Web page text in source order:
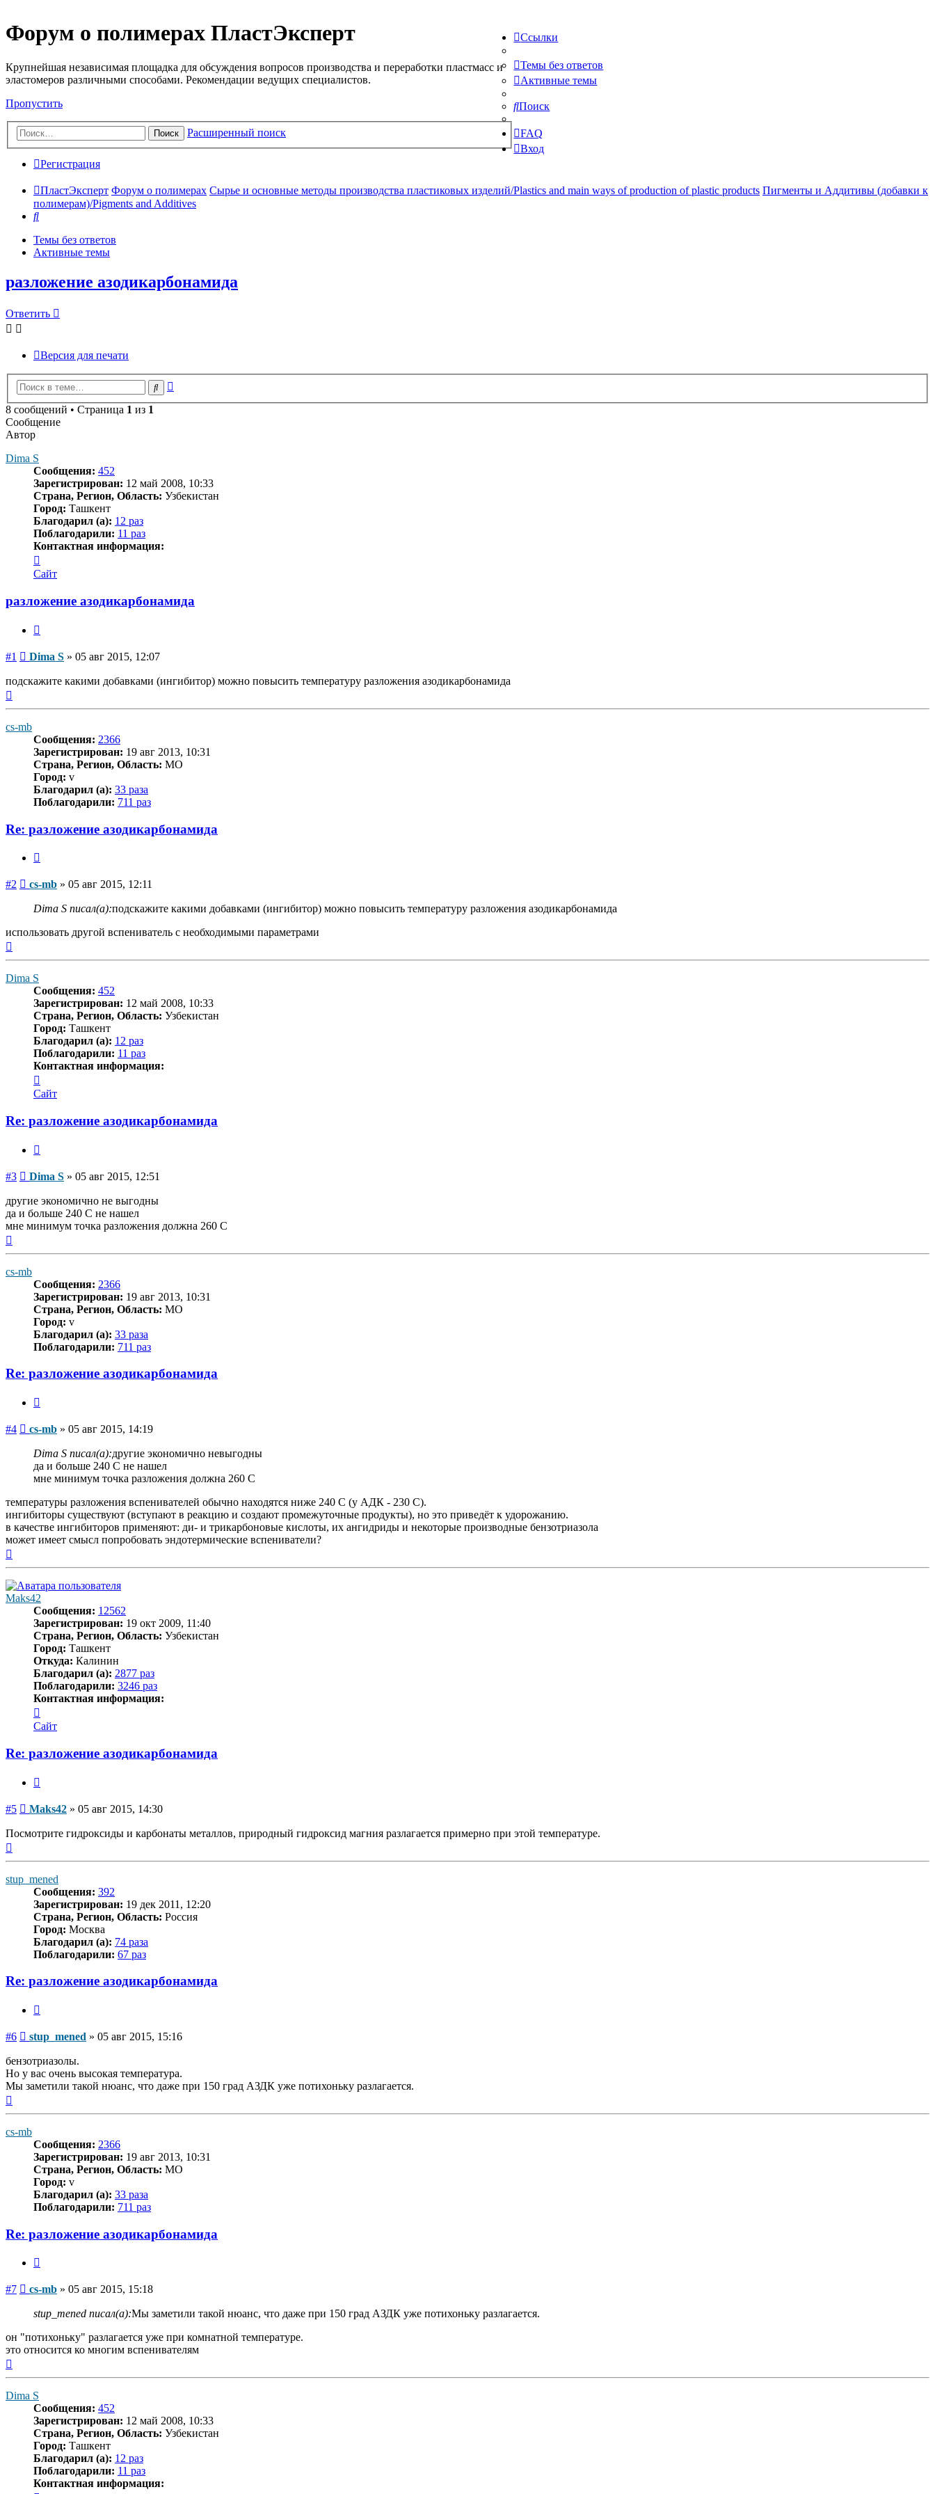
Форум о полимерах ПластЭксперт
Крупнейшая независимая площадка для обсуждения вопросов производства и переработки пластмасс и
эластомеров различными способами. Рекомендации ведущих специалистов.
Пропустить
Поиск Расширенный поиск
Ссылки
Темы без ответов
Активные темы
Поиск
FAQ
Вход
Регистрация
ПластЭксперт Форум о полимерах Сырье и основные методы производства пластиковых изделий/Plastics and main ways of production of plastic products Пигменты и Аддитивы (добавки к
полимерам)/Pigments and Additives
Поиск
Темы без ответов
Активные темы
разложение азодикарбонамида
Ответить
Версия для печати
Поиск
8 сообщений • Страница 1 из 1
Сообщение
Автор
Dima S
Сообщения: 452
Зарегистрирован: 12 май 2008, 10:33
Страна, Регион, Область: Узбекистан
Город: Ташкент
Благодарил (а): 12 раз
Поблагодарили: 11 раз
Контактная информация:
информация
пользователя
S
Сайт
разложение азодикарбонамида
#1 Сообщение
Dima S » 05 авг 2015, 12:07
подскажите какими добавками (ингибитор) можно повысить температуру разложения азодикарбонамида
cs-mb
Сообщения: 2366
Зарегистрирован: 19 авг 2013, 10:31
Страна, Регион, Область: MO
Город: v
Благодарил (а): 33 раза
Поблагодарили: 711 раз
Re: разложение азодикарбонамида
#2 Сообщение
cs-mb » 05 авг 2015, 12:11
Dima S писал(а):подскажите какими добавками (ингибитор) можно повысить температуру разложения азодикарбонамида
использовать другой вспениватель с необходимыми параметрами
Dima S
Сообщения: 452
Зарегистрирован: 12 май 2008, 10:33
Страна, Регион, Область: Узбекистан
Город: Ташкент
Благодарил (а): 12 раз
Поблагодарили: 11 раз
Контактная информация:
информация
пользователя
S
Сайт
Re: разложение азодикарбонамида
#3 Сообщение
Dima S » 05 авг 2015, 12:51
другие экономично не выгодны
да и больше 240 С не нашел
мне минимум точка разложения должна 260 С
cs-mb
Сообщения: 2366
Зарегистрирован: 19 авг 2013, 10:31
Страна, Регион, Область: MO
Город: v
Благодарил (а): 33 раза
Поблагодарили: 711 раз
Re: разложение азодикарбонамида
#4 Сообщение
cs-mb » 05 авг 2015, 14:19
Dima S писал(а):другие экономично невыгодны
да и больше 240 С не нашел
мне минимум точка разложения должна 260 С
температуры разложения вспенивателей обычно находятся ниже 240 С (у АДК - 230 С).
ингибиторы существуют (вступают в реакцию и создают промежуточные продукты), но это приведёт к удорожанию.
в качестве ингибиторов применяют: ди- и трикарбоновые кислоты, их ангидриды и некоторые производные бензотриазола
может имеет смысл попробовать эндотермические вспениватели?
Maks42
Сообщения: 12562
Зарегистрирован: 19 окт 2009, 11:40
Страна, Регион, Область: Узбекистан
Город: Ташкент
Откуда: Калинин
Благодарил (а): 2877 раз
Поблагодарили: 3246 раз
Контактная информация:
информация
пользователя
Сайт
Re: разложение азодикарбонамида
#5 Сообщение
Maks42 » 05 авг 2015, 14:30
Посмотрите гидроксиды и карбонаты металлов, природный гидроксид магния разлагается примерно при этой температуре.
stup_mened
Сообщения: 392
Зарегистрирован: 19 дек 2011, 12:20
Страна, Регион, Область: Россия
Город: Москва
Благодарил (а): 74 раза
Поблагодарили: 67 раз
Re: разложение азодикарбонамида
#6 Сообщение
stup_mened » 05 авг 2015, 15:16
бензотриазолы.
Но у вас очень высокая температура.
Мы заметили такой нюанс, что даже при 150 град АЗДК уже потихоньку разлагается.
cs-mb
Сообщения: 2366
Зарегистрирован: 19 авг 2013, 10:31
Страна, Регион, Область: MO
Город: v
Благодарил (а): 33 раза
Поблагодарили: 711 раз
Re: разложение азодикарбонамида
#7 Сообщение
cs-mb » 05 авг 2015, 15:18
stup_mened писал(а):Мы заметили такой нюанс, что даже при 150 град АЗДК уже потихоньку разлагается.
он "потихоньку" разлагается уже при комнатной температуре.
это относится ко многим вспенивателям
к
Dima S
Сообщения: 452
Зарегистрирован: 12 май 2008, 10:33
Страна, Регион, Область: Узбекистан
Город: Ташкент
Благодарил (а): 12 раз
Поблагодарили: 11 раз
Контактная информация: